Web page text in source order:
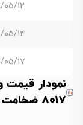
۱۴۰۵/
۱۴۰۵/
۱۴۰۵/
نمودار
8017 ضخامت 0.48 عرض 1250